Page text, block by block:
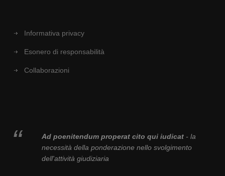
Informativa privacy
Esonero di responsabilità
Collaborazioni
Ad poenitendum properat cito qui iudicat- la
necessità della ponderazione nello svolgimento
dell'attività giudiziaria